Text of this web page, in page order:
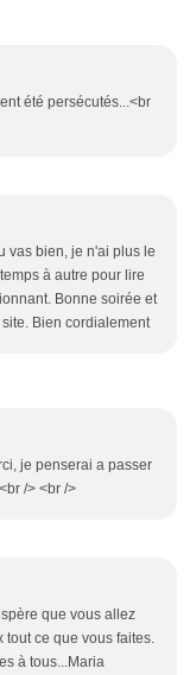
été persécutés...<br
vas bien, je n'ai plus le
à autre pour lire
Bonne soirée et
Bien cordialement
je penserai a passer
/> <br />
que vous allez
tout ce que vous faites.
à tous...Maria